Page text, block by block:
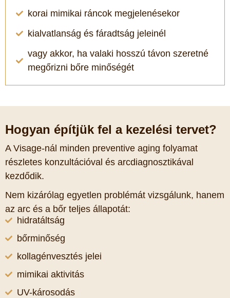
korai mimikai ráncok megjelenésekor
kialvatlanság és fáradtság jeleinél
vagy akkor, ha valaki hosszú távon szeretné
megőrizni bőre minőségét
Hogyan építjük fel a kezelési tervet?
A Visage-nál minden preventive aging folyamat
részletes konzultációval és arcdiagnosztikával
kezdődik.
Nem kizárólag egyetlen problémát vizsgálunk, hanem
az arc és a bőr teljes állapotát:
hidratáltság
bőrminőség
kollagénvesztés jelei
mimikai aktivitás
UV-károsodás